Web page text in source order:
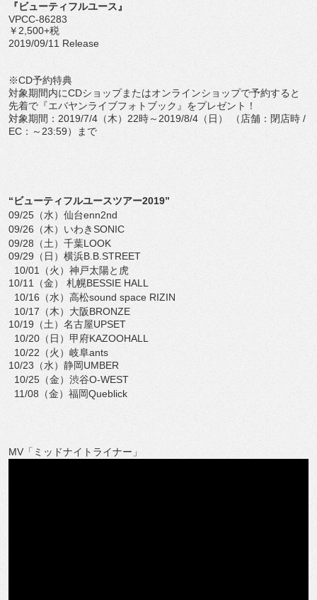
『ビューティフルユース』
VPCC-86283
￥2,500+税
2019/09/11 Release
※CD予約特典
対象期間内にCDショップまたはオンラインショップで予約すると
先着で『エバヤンライブフォトブック』をプレゼント！
対象期間：2019/7/4（木）22時～2019/8/4（日） （店舗：閉店時 /
EC：～23:59）まで
“ビューティフルユースツアー2019”
09/25（水）仙台enn2nd
09/26（木）いわきSONIC
09/28（土）千葉LOOK
09/29（日）横浜B.B.STREET
10/01（火）神戸太陽と虎
10/11（金） 札幌BESSIE HALL
10/16（水）高松sound space RIZIN
10/17（木）大阪BRONZE
10/19（土）名古屋UPSET
10/20（日）甲府KAZOOHALL
10/22（火）岐阜ants
10/23（水）静岡UMBER
10/25（金）渋谷O-WEST
11/08（金）福岡Queblick
MV「ミッドナイトライナー」